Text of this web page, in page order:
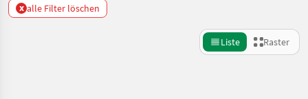
x alle Filter löschen
Liste Raster